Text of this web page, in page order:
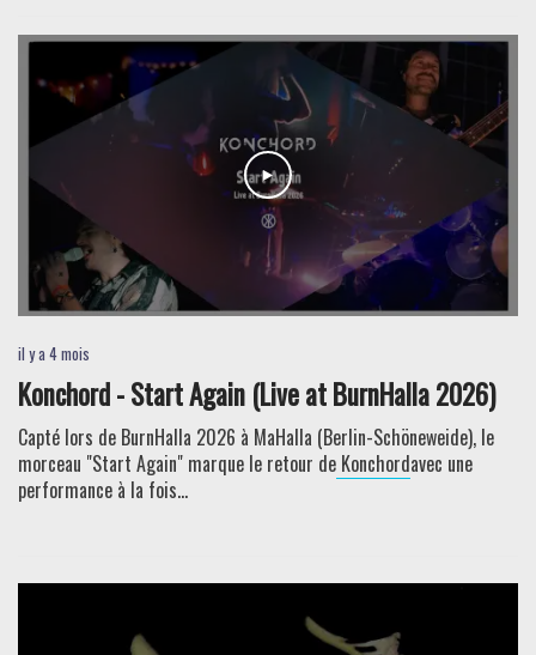
il y a 4 mois
Konchord - Start Again (Live at BurnHalla 2026)
Capté lors de BurnHalla 2026 à MaHalla (Berlin-Schöneweide), le
morceau "Start Again" marque le retour de Konchordavec une
performance à la fois...